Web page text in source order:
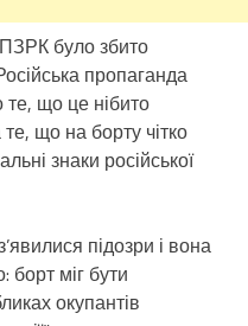
було збито
пропаганда
що це нібито
що на борту чітко
знаки російської
підозри і вона
борт міг бути
окупантів